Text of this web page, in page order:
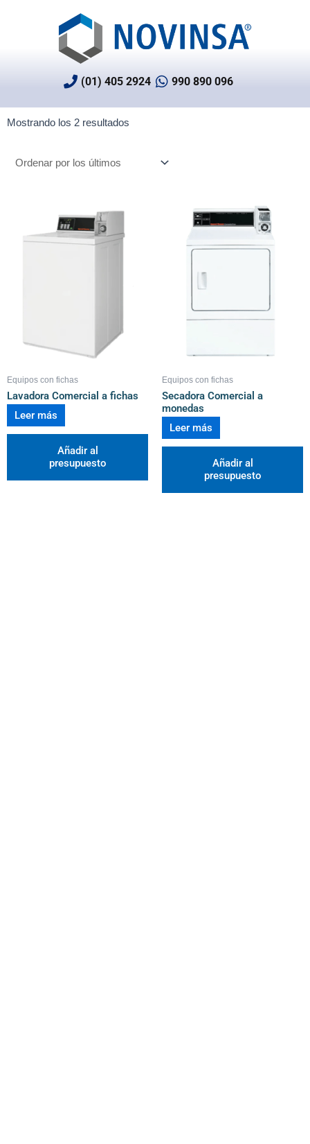
(01) 405 2924 990 890 096
Mostrando los 2 resultados
Equipos con fichas
Lavadora Comercial a fichas
Leer más
Añadir al
presupuesto
Equipos con fichas
Secadora Comercial a
monedas
Leer más
Añadir al
presupuesto